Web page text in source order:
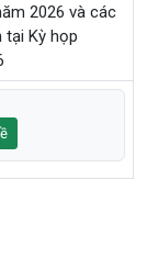
2026 và các
tại Kỳ họp